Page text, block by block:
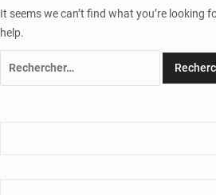
It seems we can’t find what you’re looking
help.